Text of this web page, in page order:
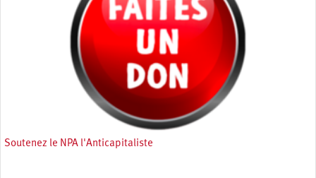
Soutenez le NPA l'Anticapitaliste